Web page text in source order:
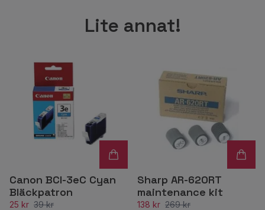
Lite annat!
Canon BCI-3eC Cyan
Bläckpatron
25 kr 39 kr
Sharp AR-620RT
maintenance kit
138 kr 269 kr